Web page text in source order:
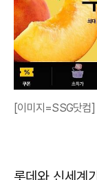
[이미지=SSG닷컴]
롯데와 신세계